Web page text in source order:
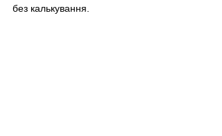
без калькування.